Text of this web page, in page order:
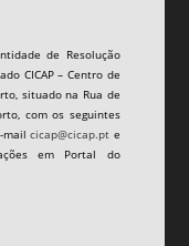
de Resolução
CICAP – Centro de
situado na Rua de
com os seguintes
mailcicap@cicap.pt e
em Portal do